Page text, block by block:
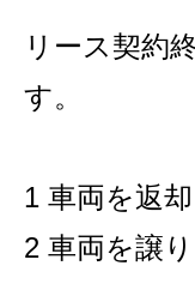
リース契約
す。
1 車両を返
2 車両を譲